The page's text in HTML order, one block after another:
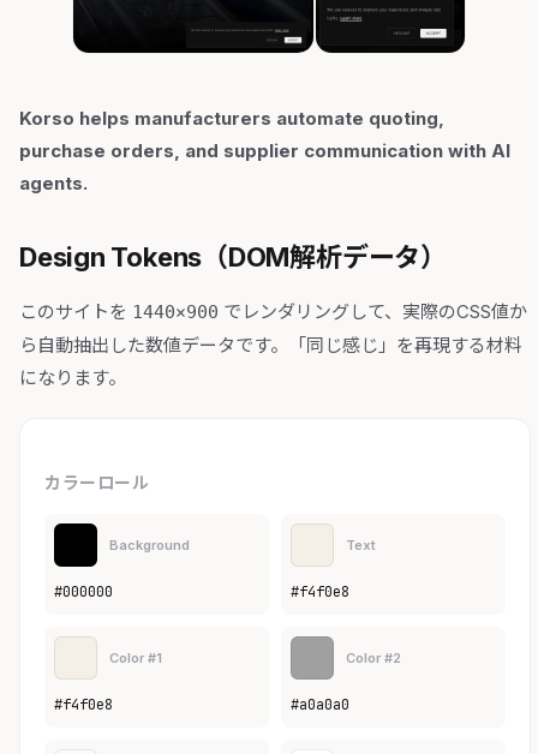
Korso helps manufacturers automate quoting,
purchase orders, and supplier communication with AI
agents.
Design Tokens（DOM解析データ）
このサイトを 1440×900 でレンダリングして、実際のCSS値か
ら自動抽出した数値データです。「同じ感じ」を再現する材料
になります。
カラーロール
Background
#000000
Text
#f4f0e8
Color #1
#f4f0e8
Color #2
#a0a0a0